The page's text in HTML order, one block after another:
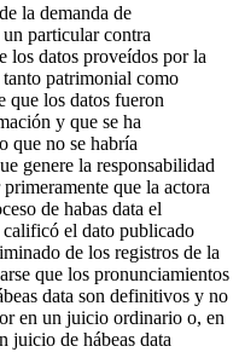
la demanda de
particular contra
los datos proveídos por la
patrimonial como
que los datos fueron
y que se ha
que no se habría
genere la responsabilidad
que la actora
de habas data el
calificó el dato publicado
de los registros de la
que los pronunciamientos
data son definitivos y no
en un juicio ordinario o, en
juicio de hábeas data